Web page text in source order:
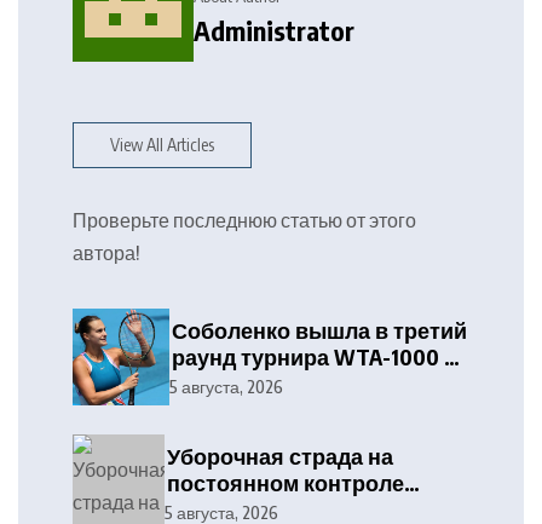
Administrator
View All Articles
Проверьте последнюю статью от этого
автора!
Соболенко вышла в третий
раунд турнира WTA-1000 в
Торонто
5 августа, 2026
Уборочная страда на
постоянном контроле
отраслевого профсоюза и
5 августа, 2026